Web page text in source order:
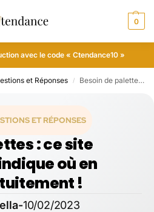
0
avec le code « Ctendance10 »
et Réponses / Besoin de palettes : ce site internet vous indique où en récupérer gratuitement !
ET RÉPONSES
: ce site
où en
!
10/02/2023